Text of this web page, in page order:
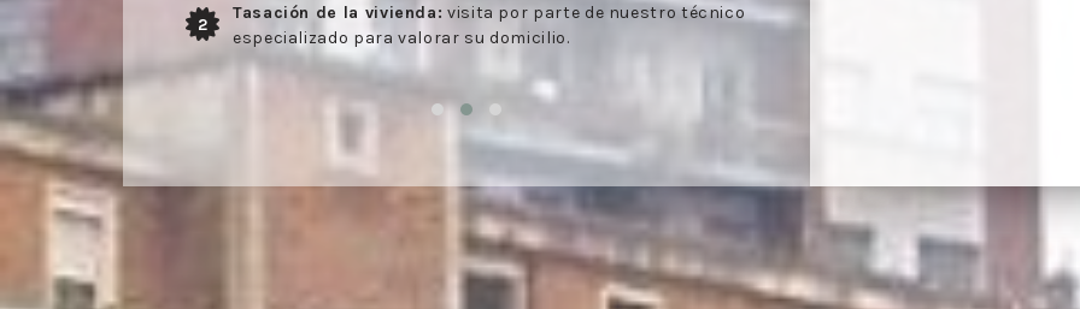
3
Envío del informe:recibo del informe de evaluación
elaborado por nuestros profesionales conforme a lo
confirmado en la visita del técnico.